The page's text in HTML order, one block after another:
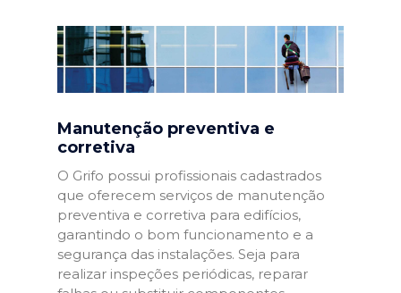
Manutenção preventiva e
corretiva
O Grifo possui profissionais cadastrados
que oferecem serviços de manutenção
preventiva e corretiva para edifícios,
garantindo o bom funcionamento e a
segurança das instalações. Seja para
realizar inspeções periódicas, reparar